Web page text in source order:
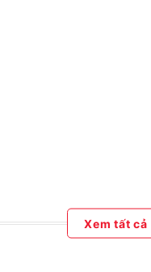
Xem tất cả